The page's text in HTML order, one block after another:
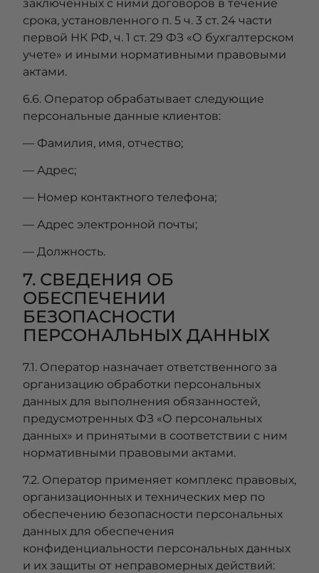
заключенных с ними договоров в течение
срока, установленного п. 5 ч. 3 ст. 24 части
первой НК РФ, ч. 1 ст. 29 ФЗ «О бухгалтерском
учете» и иными нормативными правовыми
актами.
6.6. Оператор обрабатывает следующие
персональные данные клиентов:
— Фамилия, имя, отчество;
— Адрес;
— Номер контактного телефона;
— Адрес электронной почты;
— Должность.
7. СВЕДЕНИЯ ОБ
ОБЕСПЕЧЕНИИ
БЕЗОПАСНОСТИ
ПЕРСОНАЛЬНЫХ ДАННЫХ
7.1. Оператор назначает ответственного за
организацию обработки персональных
данных для выполнения обязанностей,
предусмотренных ФЗ «О персональных
данных» и принятыми в соответствии с ним
нормативными правовыми актами.
7.2. Оператор применяет комплекс правовых,
организационных и технических мер по
обеспечению безопасности персональных
данных для обеспечения
конфиденциальности персональных данных
и их защиты от неправомерных действий: